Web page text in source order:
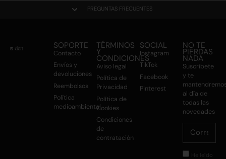
PREGUNTAS FRECUENTES
SOPORTE
Contacto
Envíos y
devoluciones
Reembolsos
Política
medioambiental
TÉRMINOS
Y
CONDICIONES
Aviso legal
Política de
Privacidad
Política de
Cookies
Condiciones
de
contratación
SOCIAL
Instagram
TikTok
Facebook
Pinterest
NO TE
PIERDAS
NADA
Suscríbete
y te
al día de
todas las
novedades
He leído